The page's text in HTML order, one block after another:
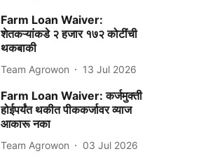
Farm Loan Waiver:
शेतकऱ्यांकडे २ हजार १७२ कोटींची
थकबाकी
Team Agrowon 13 Jul 2026
Farm Loan Waiver: कर्जमुक्ती
होईपर्यंत थकीत पीककर्जावर व्याज
आकारू नका
Team Agrowon 03 Jul 2026